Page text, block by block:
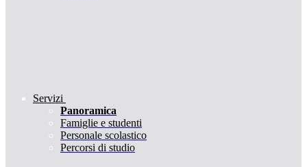
Servizi
Panoramica
Famiglie e studenti
Personale scolastico
Percorsi di studio